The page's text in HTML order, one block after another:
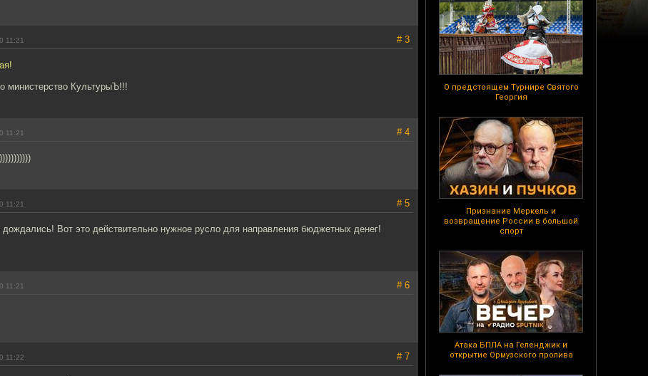
О предстоящем Турнире Святого
Георгия
Признание Меркель и
возвращение России в большой
спорт
Атака БПЛА на Геленджик и
открытие Ормузского пролива
11:21 # 3
министерство КультурыЪ!!!
11:21 # 4
11:21 # 5
Вот это действительно нужное русло для направления бюджетных денег!
11:21 # 6
11:22 # 7